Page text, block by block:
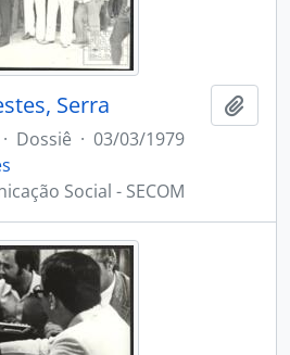
Serra
· Dossiê · 03/03/1979
Social - SECOM